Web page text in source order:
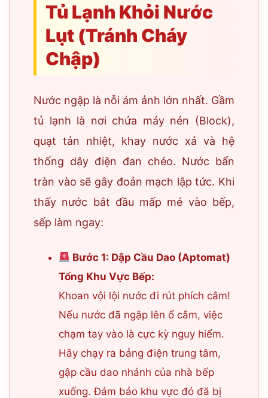
Tủ Lạnh Khỏi Nước
Lụt (Tránh Cháy
Chập)
Nước ngập là nỗi ám ảnh lớn nhất. Gầm
tủ lạnh là nơi chứa máy nén (Block),
quạt tản nhiệt, khay nước xả và hệ
thống dây điện đan chéo. Nước bẩn
tràn vào sẽ gây đoản mạch lập tức. Khi
thấy nước bắt đầu mấp mé vào bếp,
sếp làm ngay:
Bước 1: Dập Cầu Dao (Aptomat)
Tổng Khu Vực Bếp:
Khoan vội lội nước đi rút phích cắm!
Nếu nước đã ngập lên ổ cắm, việc
chạm tay vào là cực kỳ nguy hiểm.
Hãy chạy ra bảng điện trung tâm,
gập cầu dao nhánh của nhà bếp
xuống. Đảm bảo khu vực đó đã bị